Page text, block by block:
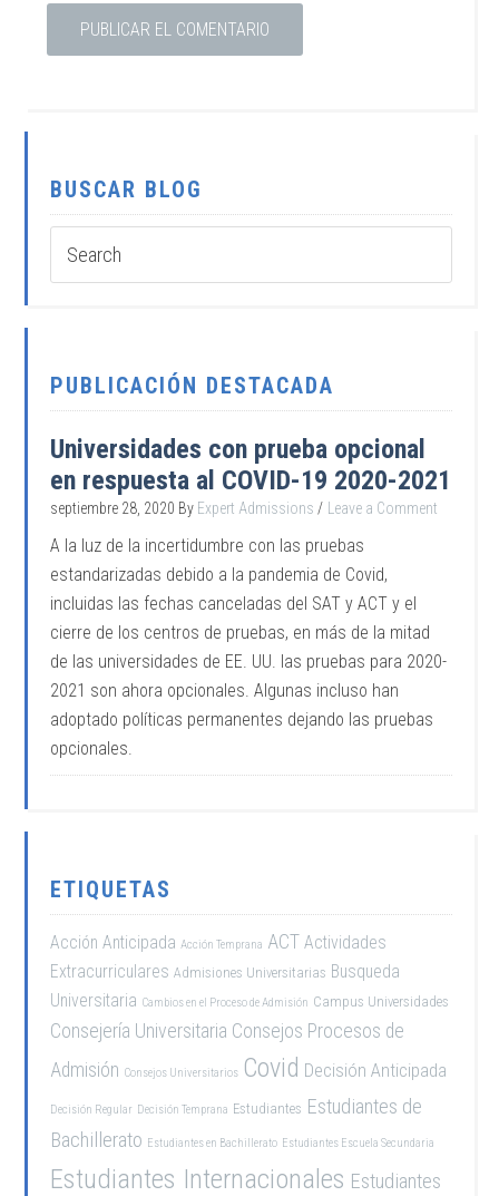
BUSCAR BLOG
PUBLICACIÓN DESTACADA
Universidades con prueba opcional
en respuesta al COVID-19 2020-2021
septiembre 28, 2020 By Expert Admissions Leave a Comment
A la luz de la incertidumbre con las pruebas
estandarizadas debido a la pandemia de Covid,
incluidas las fechas canceladas del SAT y ACT y el
cierre de los centros de pruebas, en más de la mitad
de las universidades de EE. UU. las pruebas para 2020-
2021 son ahora opcionales. Algunas incluso han
adoptado políticas permanentes dejando las pruebas
opcionales.
ETIQUETAS
Acción Anticipada Acción Temprana ACT Actividades
Extracurriculares Admisiones Universitarias Busqueda
Universitaria Cambios en el Proceso de Admisión Campus Universidades
Consejería Universitaria Consejos Procesos de
Admisión Consejos Universitarios Covid Decisión Anticipada
Decisión Regular Decisión Temprana Estudiantes Estudiantes de
Bachillerato Estudiantes en Bachillerato Estudiantes Escuela Secundaria
Estudiantes Internacionales Estudiantes